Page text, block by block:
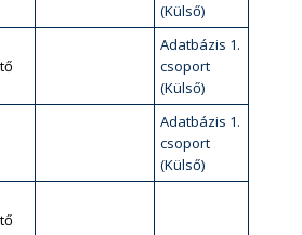
(Külső)
Adatbázis 1.
csoport
(Külső)
Adatbázis 1.
csoport
(Külső)